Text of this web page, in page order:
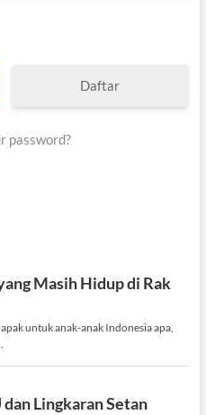
Daftar
password?